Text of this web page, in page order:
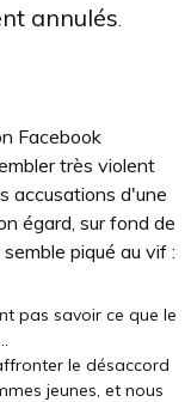
annulés
Facebook
très violent
accusations d'une
égard, sur fond de
piqué au vif :
pas savoir ce que le
le désaccord
jeunes, et nous